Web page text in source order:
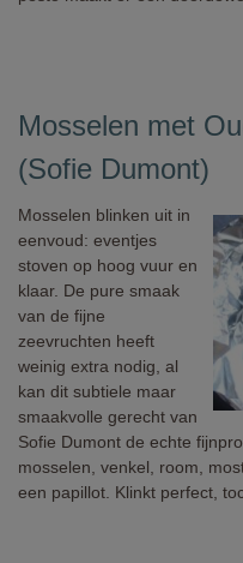
Mosselen met
(Sofie Dumont)
Mosselen blinken uit in
eenvoud: eventjes
stoven op hoog vuur en
klaar. De pure smaak
van de fijne
zeevruchten heeft
weinig extra nodig, al
kan dit subtiele maar
smaakvolle gerecht van
Sofie Dumont de echte
mosselen, venkel, room,
een papillot. Klinkt perfect,